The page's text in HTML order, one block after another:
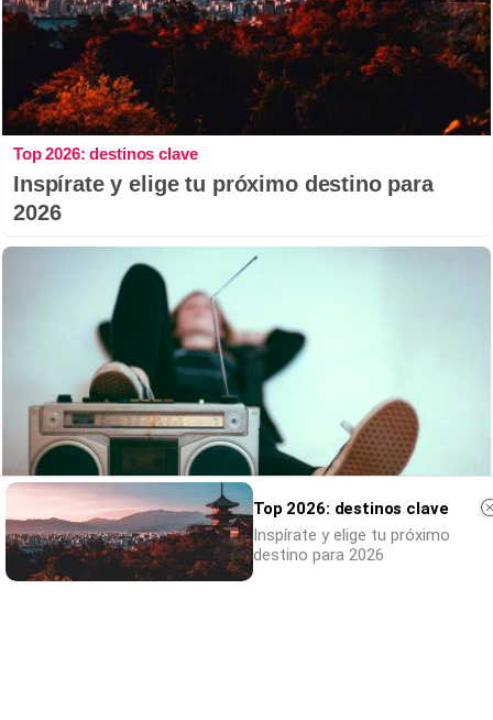
Top 2026: destinos clave
Inspírate y elige tu próximo destino para
2026
Canciones que marcan
¿Por qué recuerdas canciones viejas mejor
Top 2026: destinos clave
Inspírate y elige tu próximo
destino para 2026